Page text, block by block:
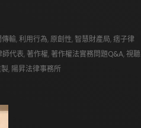
傳輸,利用行為,原創性,智慧財產局,痞子律
師代表, 著作權, 著作權法實務問題Q&A,視聽
, 陽昇法律事務所